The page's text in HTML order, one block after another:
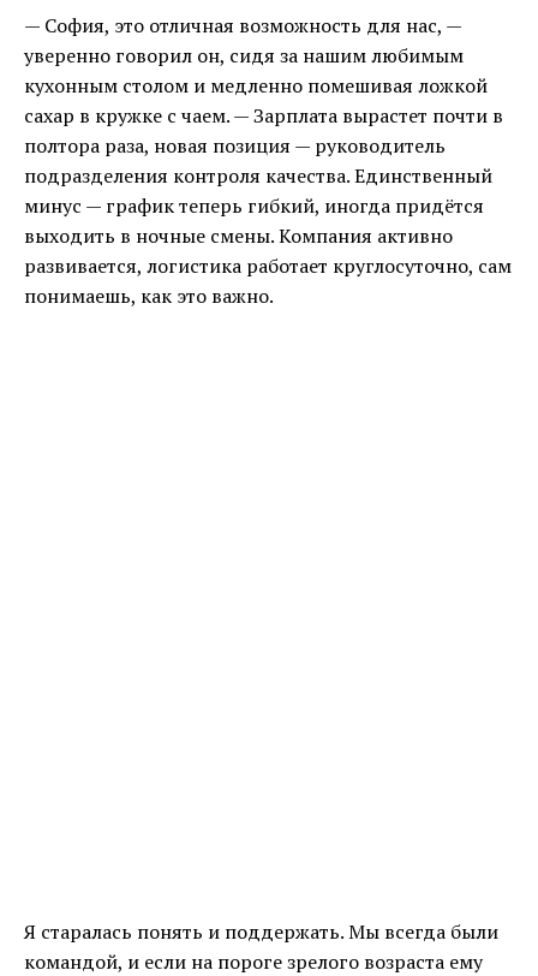
— София, это отличная возможность для нас, —
уверенно говорил он, сидя за нашим любимым
кухонным столом и медленно помешивая ложкой
сахар в кружке с чаем. — Зарплата вырастет почти в
полтора раза, новая позиция — руководитель
подразделения контроля качества. Единственный
минус — график теперь гибкий, иногда придётся
выходить в ночные смены. Компания активно
развивается, логистика работает круглосуточно, сам
понимаешь, как это важно.
Я старалась понять и поддержать. Мы всегда были
командой, и если на пороге зрелого возраста ему